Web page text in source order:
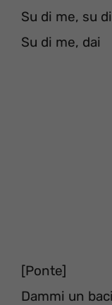
Su di me, su
Su di me, dai
[Ponte]
Dammi un